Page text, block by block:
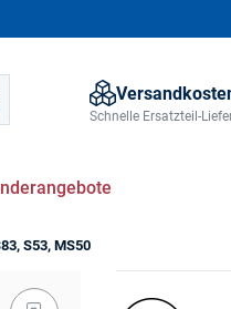
Schnelle Ersatzteil-
S53, MS50